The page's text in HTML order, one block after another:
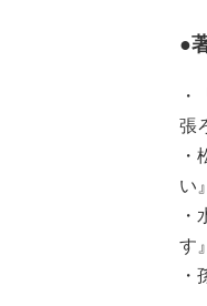
●
張
い
す